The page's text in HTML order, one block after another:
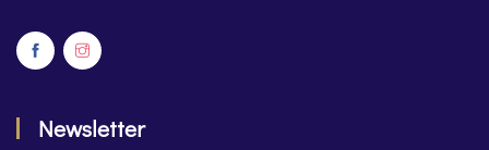
Newsletter